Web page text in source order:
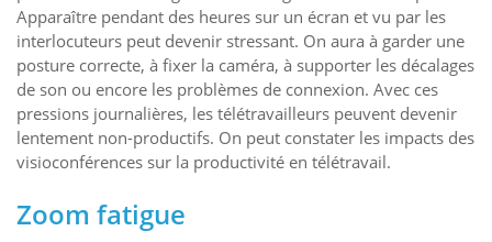
Apparaître pendant des heures sur un écran et vu par les
interlocuteurs peut devenir stressant. On aura à garder une
posture correcte, à fixer la caméra, à supporter les décalages
de son ou encore les problèmes de connexion. Avec ces
pressions journalières, les télétravailleurs peuvent devenir
lentement non-productifs. On peut constater les impacts des
visioconférences sur la productivité en télétravail.
Zoom fatigue